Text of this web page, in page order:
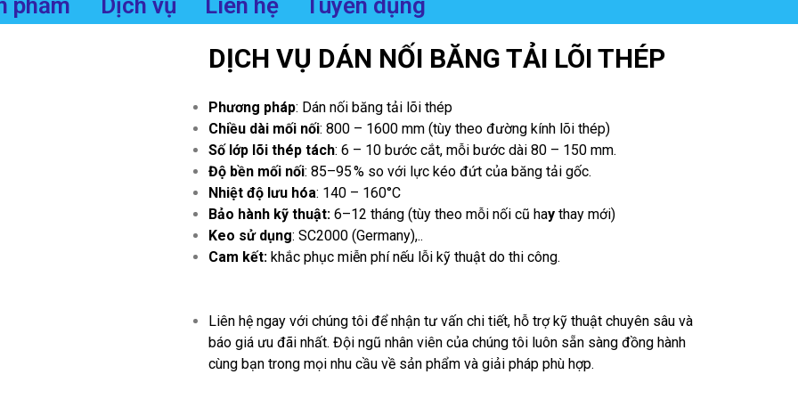
DỊCH VỤ DÁN NỐI BĂNG TẢI LÕI THÉP
Phương pháp: Dán nối băng tải lõi thép
Chiều dài mối nối: 800 – 1600 mm (tùy theo đường kính lõi thép)
Số lớp lõi thép tách: 6 – 10 bước cắt, mỗi bước dài 80 – 150 mm.
Độ bền mối nối: 85–95 % so với lực kéo đứt của băng tải gốc.
Nhiệt độ lưu hóa: 140 – 160°C
Bảo hành kỹ thuật: 6–12 tháng (tùy theo mỗi nối cũ hay thay mới)
Keo sử dụng: SC2000 (Germany),..
Cam kết: khắc phục miễn phí nếu lỗi kỹ thuật do thi công.
Liên hệ ngay với chúng tôi để nhận tư vấn chi tiết, hỗ trợ kỹ thuật chuyên sâu và
báo giá ưu đãi nhất. Đội ngũ nhân viên của chúng tôi luôn sẵn sàng đồng hành
cùng bạn trong mọi nhu cầu về sản phẩm và giải pháp phù hợp.